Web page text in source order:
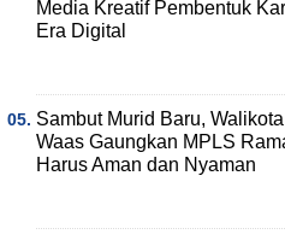
Media Kreatif Pembentuk
Era Digital
Sambut Murid Baru,
Waas Gaungkan MPLS
Harus Aman dan Nyaman